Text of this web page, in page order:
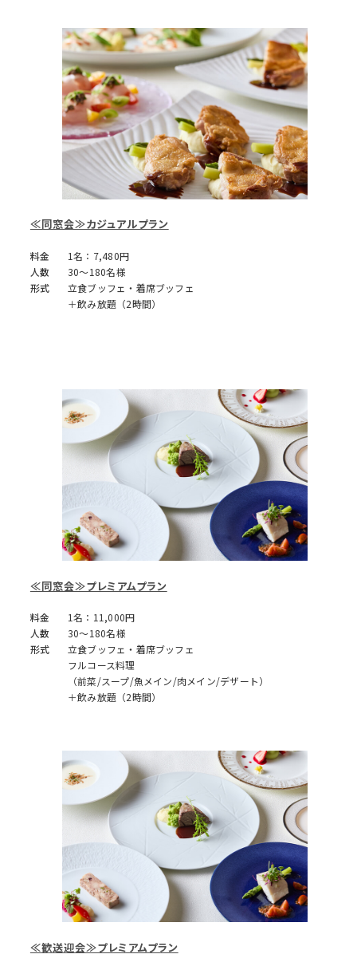
≪同窓会≫カジュアルプラン
料金
1名：7,480円
人数
30～180名様
形式
立食ブッフェ・着席ブッフェ
＋飲み放題（2時間）
≪同窓会≫プレミアムプラン
料金
1名：11,000円
人数
30～180名様
形式
立食ブッフェ・着席ブッフェ
フルコース料理
（前菜/スープ/魚メイン/肉メイン/デザート）
＋飲み放題（2時間）
≪歓送迎会≫プレミアムプラン